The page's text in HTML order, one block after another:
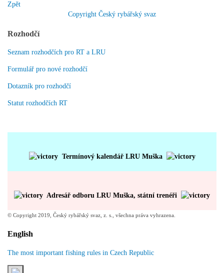
Zpět
Copyright Český rybářský svaz
Rozhodčí
Seznam rozhodčích pro RT a LRU
Formulář pro nové rozhodčí
Dotazník pro rozhodčí
Statut rozhodčích RT
Termínový kalendář LRU Muška
Adresář odboru LRU Muška, státní trenéři
© Copyright 2019, Český rybářský svaz, z. s., všechna práva vyhrazena.
English
The most important fishing rules in Czech Republic